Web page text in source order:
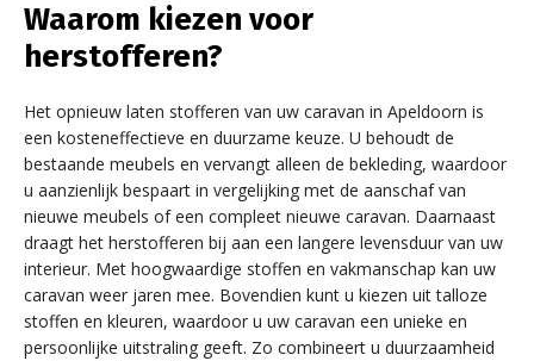
Waarom kiezen voor
herstofferen?
Het opnieuw laten stofferen van uw caravan in Apeldoorn is
een kosteneffectieve en duurzame keuze. U behoudt de
bestaande meubels en vervangt alleen de bekleding, waardoor
u aanzienlijk bespaart in vergelijking met de aanschaf van
nieuwe meubels of een compleet nieuwe caravan. Daarnaast
draagt het herstofferen bij aan een langere levensduur van uw
interieur. Met hoogwaardige stoffen en vakmanschap kan uw
caravan weer jaren mee. Bovendien kunt u kiezen uit talloze
stoffen en kleuren, waardoor u uw caravan een unieke en
persoonlijke uitstraling geeft. Zo combineert u duurzaamheid